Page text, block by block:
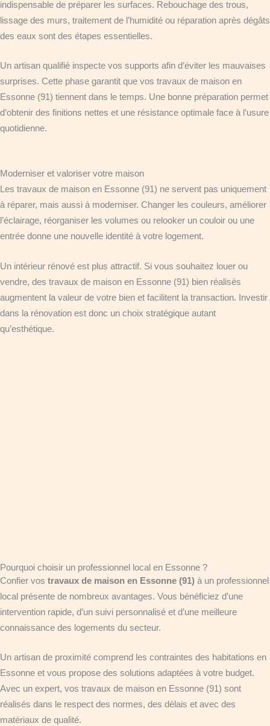
indispensable de préparer les surfaces. Rebouchage des trous,
lissage des murs, traitement de l’humidité ou réparation après dégâts
des eaux sont des étapes essentielles.
Un artisan qualifié inspecte vos supports afin d’éviter les mauvaises
surprises. Cette phase garantit que vos travaux de maison en
Essonne (91) tiennent dans le temps. Une bonne préparation permet
d’obtenir des finitions nettes et une résistance optimale face à l’usure
quotidienne.
Moderniser et valoriser votre maison
Les travaux de maison en Essonne (91) ne servent pas uniquement
à réparer, mais aussi à moderniser. Changer les couleurs, améliorer
l’éclairage, réorganiser les volumes ou relooker un couloir ou une
entrée donne une nouvelle identité à votre logement.
Un intérieur rénové est plus attractif. Si vous souhaitez louer ou
vendre, des travaux de maison en Essonne (91) bien réalisés
augmentent la valeur de votre bien et facilitent la transaction. Investir
dans la rénovation est donc un choix stratégique autant
qu’esthétique.
Pourquoi choisir un professionnel local en Essonne ?
Confier vos travaux de maison en Essonne (91) à un professionnel
local présente de nombreux avantages. Vous bénéficiez d’une
intervention rapide, d’un suivi personnalisé et d’une meilleure
connaissance des logements du secteur.
Un artisan de proximité comprend les contraintes des habitations en
Essonne et vous propose des solutions adaptées à votre budget.
Avec un expert, vos travaux de maison en Essonne (91) sont
réalisés dans le respect des normes, des délais et avec des
matériaux de qualité.